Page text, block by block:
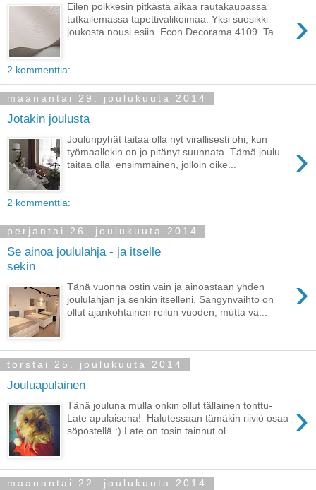
›
Eilen poikkesin pitkästä aikaa rautakaupassa
tutkailemassa tapettivalikoimaa. Yksi suosikki
joukosta nousi esiin. Econ Decorama 4109. Ta...
2 kommenttia:
maanantai 29. joulukuuta 2014
Jotakin joulusta
›
Joulunpyhät taitaa olla nyt virallisesti ohi, kun
työmaallekin on jo pitänyt suunnata. Tämä joulu
taitaa olla ensimmäinen, jolloin oike...
2 kommenttia:
perjantai 26. joulukuuta 2014
Se ainoa joululahja - ja itselle
sekin
›
Tänä vuonna ostin vain ja ainoastaan yhden
joululahjan ja senkin itselleni. Sängynvaihto on
ollut ajankohtainen reilun vuoden, mutta va...
torstai 25. joulukuuta 2014
Jouluapulainen
›
Tänä jouluna mulla onkin ollut tällainen tonttu-
Late apulaisena! Halutessaan tämäkin riiviö osaa
söpöstellä :) Late on tosin tainnut ol...
maanantai 22. joulukuuta 2014